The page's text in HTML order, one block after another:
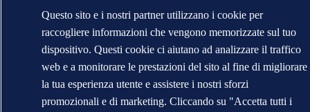
Questo sito e i nostri partner utilizzano i cookie per
raccogliere informazioni che vengono memorizzate sul tuo
dispositivo. Questi cookie ci aiutano ad analizzare il traffico
web e a monitorare le prestazioni del sito al fine di migliorare
la tua esperienza utente e assistere i nostri sforzi
promozionali e di marketing. Cliccando su "Accetta tutti i